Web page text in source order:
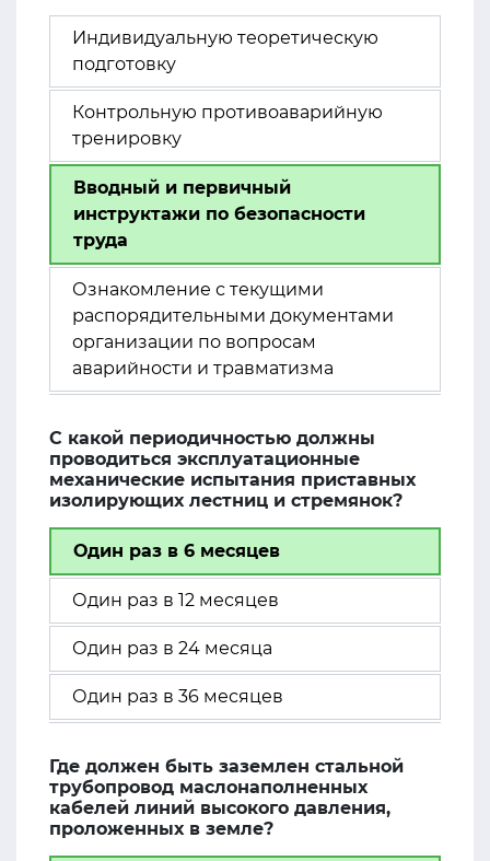
Индивидуальную теоретическую
подготовку
Контрольную противоаварийную
тренировку
Вводный и первичный
инструктажи по безопасности
труда
Ознакомление с текущими
распорядительными документами
организации по вопросам
аварийности и травматизма
С какой периодичностью должны
проводиться эксплуатационные
механические испытания приставных
изолирующих лестниц и стремянок?
Один раз в 6 месяцев
Один раз в 12 месяцев
Один раз в 24 месяца
Один раз в 36 месяцев
Где должен быть заземлен стальной
трубопровод маслонаполненных
кабелей линий высокого давления,
проложенных в земле?